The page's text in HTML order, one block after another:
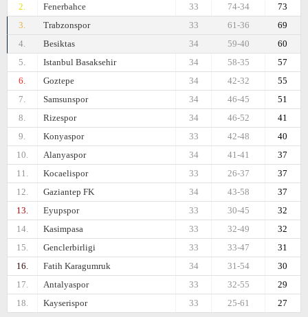
2.
Fenerbahce 73
74-34
33
3.
Trabzonspor 69
61-36
33
4.
Besiktas 60
59-40
34
5.
Istanbul Basaksehir 57
58-35
34
6.
Goztepe 55
42-32
34
7.
Samsunspor 51
46-45
34
8.
Rizespor 41
46-52
34
9.
Konyaspor 40
42-48
33
10.
Alanyaspor 37
41-41
34
11.
Kocaelispor 37
26-37
33
12.
Gaziantep FK 37
43-58
34
13.
Eyupspor 32
30-45
33
14.
Kasimpasa 32
32-49
33
15.
Genclerbirligi 31
33-47
33
16.
Fatih Karagumruk 30
31-54
34
17.
Antalyaspor 29
32-55
33
18.
Kayserispor 27
25-61
33